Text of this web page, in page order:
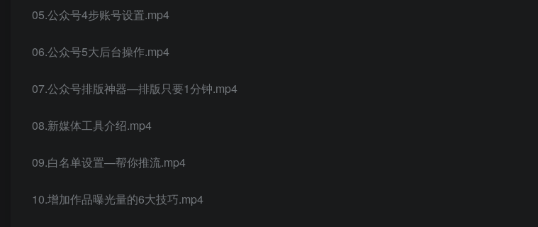
05.公众号4步账号设置.mp4
06.公众号5大后台操作.mp4
07.公众号排版神器—排版只要1分钟.mp4
08.新媒体工具介绍.mp4
09.白名单设置—帮你推流.mp4
10.增加作品曝光量的6大技巧.mp4